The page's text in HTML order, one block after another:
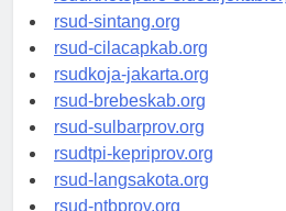
rsudrtnotopuro-sidoarjokab.org
rsud-sintang.org
rsud-cilacapkab.org
rsudkoja-jakarta.org
rsud-brebeskab.org
rsud-sulbarprov.org
rsudtpi-kepriprov.org
rsud-langsakota.org